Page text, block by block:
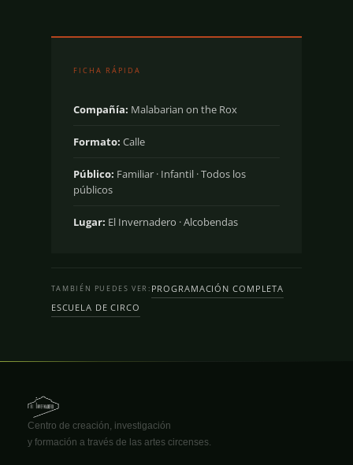
FICHA RÁPIDA
Compañía: Malabarian on the Rox
Formato: Calle
Público: Familiar · Infantil · Todos los
públicos
Lugar: El Invernadero · Alcobendas
TAMBIÉN PUEDES VER: PROGRAMACIÓN COMPLETA
ESCUELA DE CIRCO
Centro de creación, investigación
y formación a través de las artes circenses.